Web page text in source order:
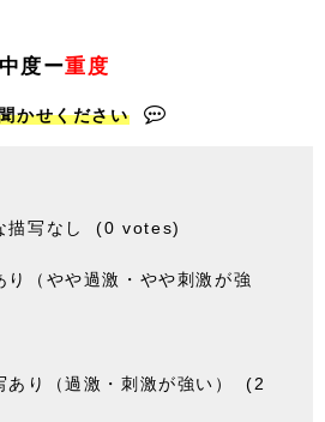
度ー重度
かせください
描写なし (0 votes)
り（やや過激・やや刺激が強
り（過激・刺激が強い）
(2